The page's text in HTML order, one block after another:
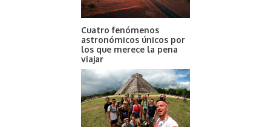
Cuatro fenómenos
astronómicos únicos por
los que merece la pena
viajar